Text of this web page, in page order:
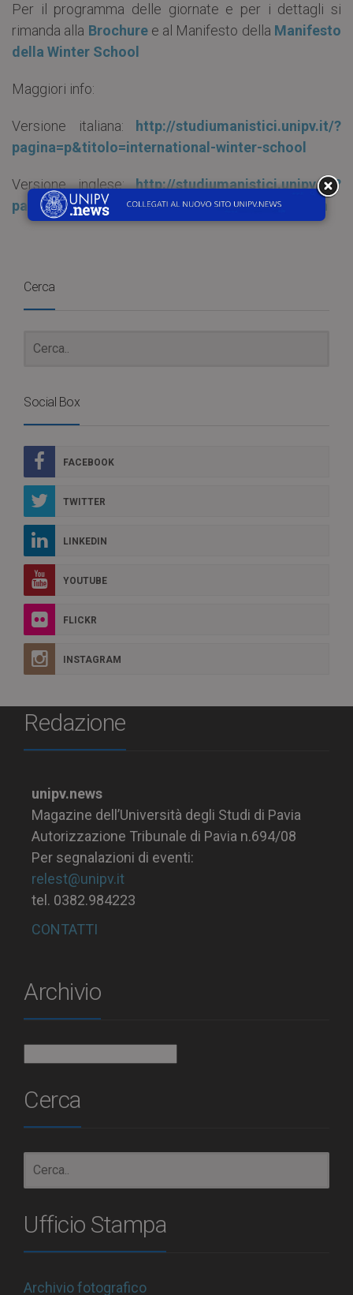
Per il programma delle giornate e per i dettagli si
rimanda alla Brochuree al Manifesto della Manifesto
della Winter School
Maggiori info:
Versione italiana:
http://studiumanistici.unipv.it/?
pagina=p&titolo=international-winter-school
Versione inglese:http://studiumanistici.unipv.it/?
pagina=p&titolo=international-winter-school-en
Cerca
Social Box
FACEBOOK
TWITTER
LINKEDIN
YOUTUBE
FLICKR
INSTAGRAM
Redazione
unipv.news
Magazine dell’Università degli Studi di Pavia
Autorizzazione Tribunale di Pavia n.694/08
Per segnalazioni di eventi:
relest@unipv.it
tel. 0382.984223
CONTATTI
Archivio
Cerca
Ufficio Stampa
Archivio fotografico